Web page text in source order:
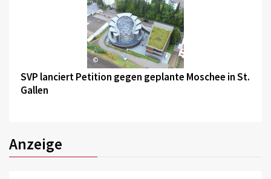
©
SVP lanciert Petition gegen geplante Moschee in St.
Gallen
Anzeige